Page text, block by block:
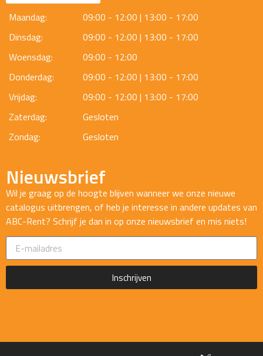
Maandag:
09:00 - 12:00 | 13:00 - 17:00
Dinsdag:
09:00 - 12:00 | 13:00 - 17:00
Woensdag:
09:00 - 12:00
Donderdag:
09:00 - 12:00 | 13:00 - 17:00
Vrijdag:
09:00 - 12:00 | 13:00 - 17:00
Zaterdag:
Gesloten
Zondag:
Gesloten
Nieuwsbrief
Wil je graag op de hoogte blijven wanneer we onze nieuwe
catalogus uitbrengen, of heb je interesse in andere updates van
ABC-Rent? Schrijf je dan in op onze nieuwsbrief en mis niets!
Inschrijven